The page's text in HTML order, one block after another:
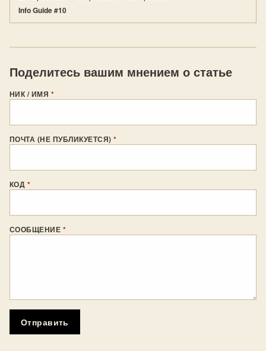
Info Guide #10
Поделитесь вашим мнением о статье
НИК / ИМЯ *
ПОЧТА (НЕ ПУБЛИКУЕТСЯ)*
КОД *
СООБЩЕНИЕ *
Отправить